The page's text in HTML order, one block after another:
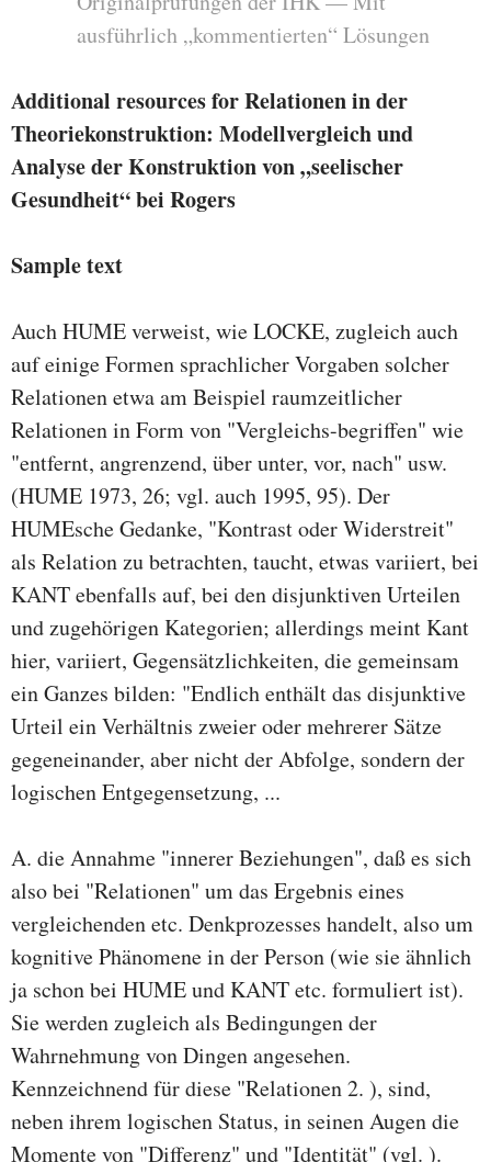
ausführlich „kommentierten“ Lösungen
Additional resources for Relationen in der
Theoriekonstruktion: Modellvergleich und
Analyse der Konstruktion von „seelischer
Gesundheit“ bei Rogers
Sample text
Auch HUME verweist, wie LOCKE, zugleich auch
auf einige Formen sprachlicher Vorgaben solcher
Relationen etwa am Beispiel raumzeitlicher
Relationen in Form von "Vergleichs-begriffen" wie
"entfernt, angrenzend, über unter, vor, nach" usw.
(HUME 1973, 26; vgl. auch 1995, 95). Der
HUMEsche Gedanke, "Kontrast oder Widerstreit"
als Relation zu betrachten, taucht, etwas variiert, bei
KANT ebenfalls auf, bei den disjunktiven Urteilen
und zugehörigen Kategorien; allerdings meint Kant
hier, variiert, Gegensätzlichkeiten, die gemeinsam
ein Ganzes bilden: "Endlich enthält das disjunktive
Urteil ein Verhältnis zweier oder mehrerer Sätze
gegeneinander, aber nicht der Abfolge, sondern der
logischen Entgegensetzung, ...
A. die Annahme "innerer Beziehungen", daß es sich
also bei "Relationen" um das Ergebnis eines
vergleichenden etc. Denkprozesses handelt, also um
kognitive Phänomene in der Person (wie sie ähnlich
ja schon bei HUME und KANT etc. formuliert ist).
Sie werden zugleich als Bedingungen der
Wahrnehmung von Dingen angesehen.
Kennzeichnend für diese "Relationen 2. ), sind,
neben ihrem logischen Status, in seinen Augen die
Momente von "Differenz" und "Identität" (vgl. ).